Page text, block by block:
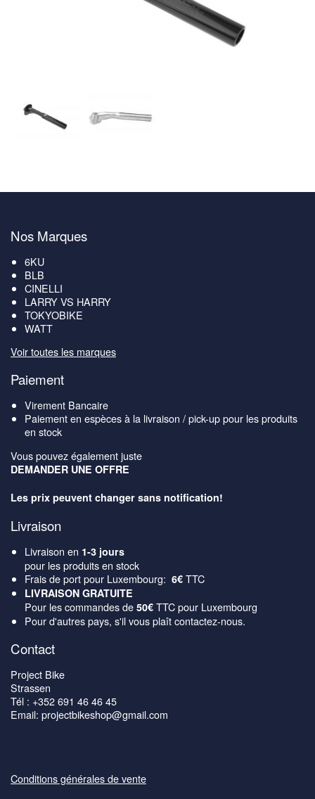
Nos Marques
6KU
BLB
CINELLI
LARRY VS HARRY
TOKYOBIKE
WATT
Voir toutes les marques
Paiement
Virement Bancaire
Paiement en espèces à la livraison / pick-up pour les produits
en stock
Vous pouvez également juste
DEMANDER UNE OFFRE
Les prix peuvent changer sans notification!
Livraison
Livraison en 1-3 jours
pour les produits en stock
Frais de port pour Luxembourg: 6€ TTC
LIVRAISON GRATUITE
Pour les commandes de 50€ TTC pour Luxembourg
Pour d'autres pays, s'il vous plaît contactez-nous.
Contact
Project Bike
Strassen
Tél : +352 691 46 46 45
Email: projectbikeshop@gmail.com
Conditions générales de vente